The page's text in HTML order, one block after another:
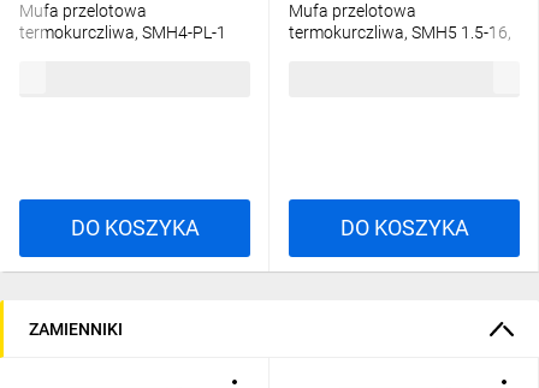
Mufa przelotowa
termokurczliwa, SMH4-PL-1
DO KOSZYKA
Mufa przelotowa
termokurczliwa, SMH5 1.5-16,
DO KOSZYKA
ZAMIENNIKI